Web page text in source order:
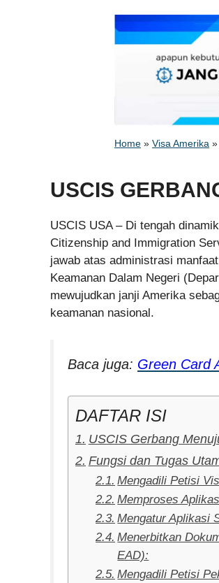
Home » Visa Amerika »
USCIS
USCIS USA – Di tengah
Citizenship and Immigration
jawab atas administrasi
Keamanan Dalam Negeri
mewujudkan janji Amerika
keamanan nasional.
Baca juga: Green Card
DAFTAR ISI
USCIS Gerbang
Fungsi dan Tugas
Mengadili Petisi
Memproses
Mengatur Aplikasi
Menerbitkan
EAD):
Mengadili Petisi